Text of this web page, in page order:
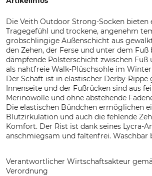
Die Veith Outdoor Strong-Socken bieten
Tragegefühl und trockene, angenehm
grobschlingige Außenschicht aus
den Zehen, der Ferse und unter dem Fuß
dämpfende Polsterschicht zwischen Fuß
als nahtfreie Walk-Plüschsohle im
Der Schaft ist in elastischer Derby-Rippe
Innenseite und der Fußrücken sind aus
Merinowolle und ohne abstehende
Die elastischen Bündchen ermöglichen
Blutzirkulation und auch die fehlende
Komfort. Der Rist ist dank seines Lycra-
anschmiegsam und faltenfrei. Waschbar
Verantwortlicher Wirtschaftsakteur
Verordnung